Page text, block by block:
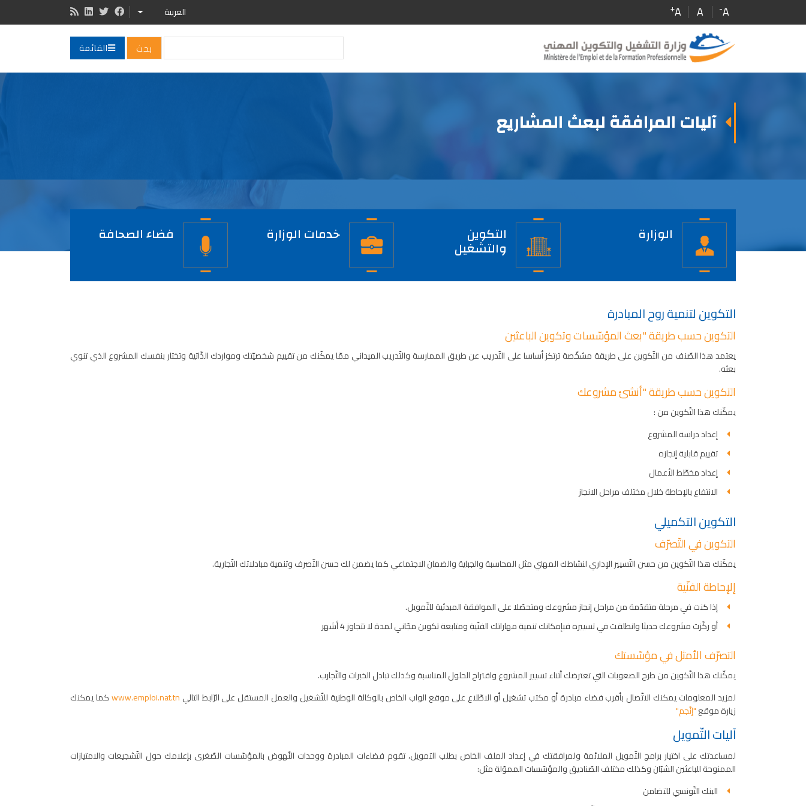
A
-
A
A
+ العربية
LIST ADDITIONAL ACTIONS
القائمة
آليات المرافقة لبعث المشاريع
الصفحة
الرئيسية الوزارة التكوين
والتشغيل
خدمات الوزارة فضاء الصحافة
التكوين لتنمية روح المبادرة
التكوين حسب طريقة "بعث المؤسّسات وتكوين الباعثين
يعتمد هذا الصّنف من التّكوين على طريقة مشخّصة ترتكز أساسا على التّدريب عن طريق الممارسة والتّدريب الميداني ممّا يمكّنك من تقييم شخصيّتك ومواردك الذّاتية وتختار بنفسك المشروع الذي تنوي
بعثه.
التكوين حسب طريقة "أنشئ مشروعك
يمكّنك هذا التّكوين من :
إعداد دراسة المشروع
تقييم قابلية إنجازه
إعداد مخطّط الأعمال
الانتفاع بالإحاطة خلال مختلف مراحل الانجاز
التكوين التكميلي
التكوين في التّصرّف
يمكّنك هذا التّكوين من حسن التّسيير الإداري لنشاطك المهني مثل المحاسبة والجباية والضمان الاجتماعي كما يضمن لك حسن التّصرف وتنمية مبادلاتك التّجارية.
إلإحاطة الفنّية
إذا كنت في مرحلة متقدّمة من مراحل إنجاز مشروعك ومتحصّلا على الموافقة المبدئية للتّمويل.
أو ركّزت مشروعك حديثا وانطلقت في تسييره فبإمكانك تنمية مهاراتك الفنّية ومتابعة تكوين مجّاني لمدة لا تتجاوز 4 أشهر
التصرّف الأمثل في مؤسّستك
يمكّنك هذا التّكوين من طرح الصعوبات التي تعترضك أثناء تسيير المشروع واقتراح الحلول المناسبة وكذلك تبادل الخبرات والتّجارب.
لمزيد المعلومات يمكنك الاتّصال بأقرب فضاء مبادرة أو مكتب تشغيل أو الاطّلاع على موقع الواب الخاص بالوكالة الوطنية للتّشغيل والعمل المستقل على الرّابط التالي www.emploi.nat.tnكما يمكنك
زيارة موقع"إنّجم"
آليات التّمويل
لمساعدتك على اختيار برامج التّمويل الملائمة ولمرافقتك في إعداد الملف الخاص بطلب التمويل، تقوم فضاءات المبادرة ووحدات النّهوض بالمؤسّسات الصّغرى بإعلامك حول التّشجيعات والامتيازات
الممنوحة للباعثين الشبّان وكذلك مختلف الصّناديق والمؤسّسات المموّلة مثل:
البنك التّونسي للتضامن